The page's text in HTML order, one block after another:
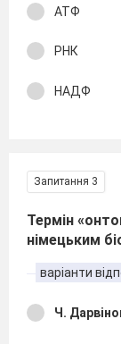
АТФ
РНК
НАДФ
Запитання 3
Термін
німецьким
варіанти
Ч.